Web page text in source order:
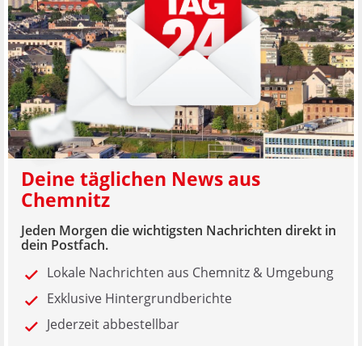
Deine täglichen News aus
Chemnitz
Jeden Morgen die wichtigsten Nachrichten direkt in
dein Postfach.
Lokale Nachrichten aus Chemnitz & Umgebung
Exklusive Hintergrundberichte
Jederzeit abbestellbar